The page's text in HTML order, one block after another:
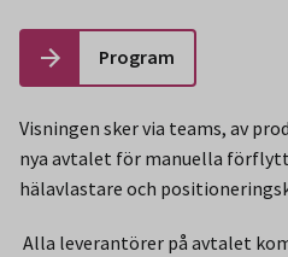
Program
Visningen sker via teams, av
nya avtalet för manuella
hälavlastare och
Alla leverantörer på avtalet